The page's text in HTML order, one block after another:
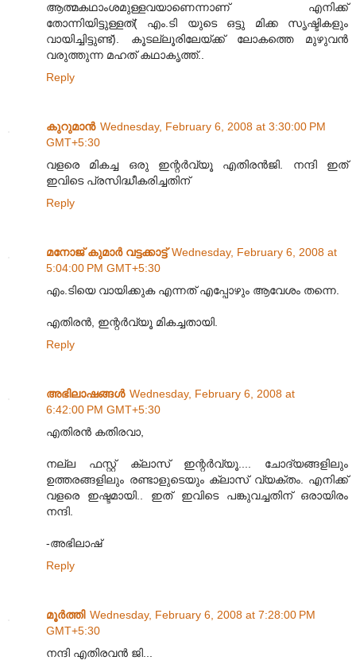
ആത്മകഥാംശമുള്ളവയാണെന്നാണ് എനിക്ക്
തോന്നിയിട്ടുള്ളത്( എം.ടി യുടെ ഒട്ടു മിക്ക സൃഷ്ടികളും
വായിച്ചിട്ടുണ്ട്). കൂടല്ലൂരിലേയ്ക്ക് ലോകത്തെ മുഴുവന്‍
വരുത്തുന്ന മഹത് കഥാകൃത്ത്..
Reply
കുറുമാന്‍ Wednesday, February 6, 2008 at 3:30:00 PM
GMT+5:30
വളരെ മികച്ച ഒരു ഇന്റര്‍വ്യൂ എതിരന്‍ജി. നന്ദി ഇത്
ഇവിടെ പ്രസിദ്ധീകരിച്ചതിന്
Reply
മനോജ് കുമാർ വട്ടക്കാട്ട് Wednesday, February 6, 2008 at
5:04:00 PM GMT+5:30
എം.ടിയെ വായിക്കുക എന്നത് എപ്പോഴും ആവേശം തന്നെ.
എതിരന്‍, ഇന്റര്‍വ്യൂ മികച്ചതായി.
Reply
അഭിലാഷങ്ങള്‍ Wednesday, February 6, 2008 at
6:42:00 PM GMT+5:30
എതിരന്‍ കതിരവാ,
നല്ല ഫസ്റ്റ് ക്ലാസ് ഇന്റര്‍വ്യൂ.... ചോദ്യങ്ങളിലും
ഉത്തരങ്ങളിലും രണ്ടാളുടെയും ക്ലാസ് വ്യക്തം. എനിക്ക്
വളരെ ഇഷ്ടമായി.. ഇത് ഇവിടെ പങ്കുവച്ചതിന് ഒരായിരം
നന്ദി.
-അഭിലാഷ്
Reply
മൂര്‍ത്തി Wednesday, February 6, 2008 at 7:28:00 PM
GMT+5:30
നന്ദി എതിരവന്‍ ജി...